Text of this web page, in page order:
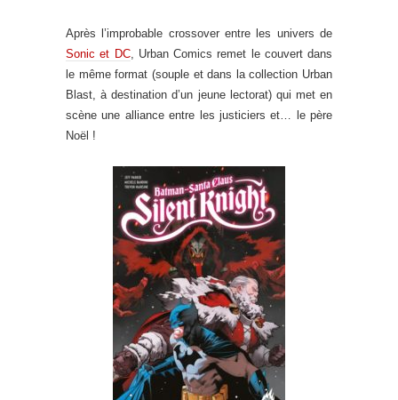
Après l’improbable crossover entre les univers de
Sonic et DC, Urban Comics remet le couvert dans
le même format (souple et dans la collection Urban
Blast, à destination d’un jeune lectorat) qui met en
scène une alliance entre les justiciers et… le père
Noël !